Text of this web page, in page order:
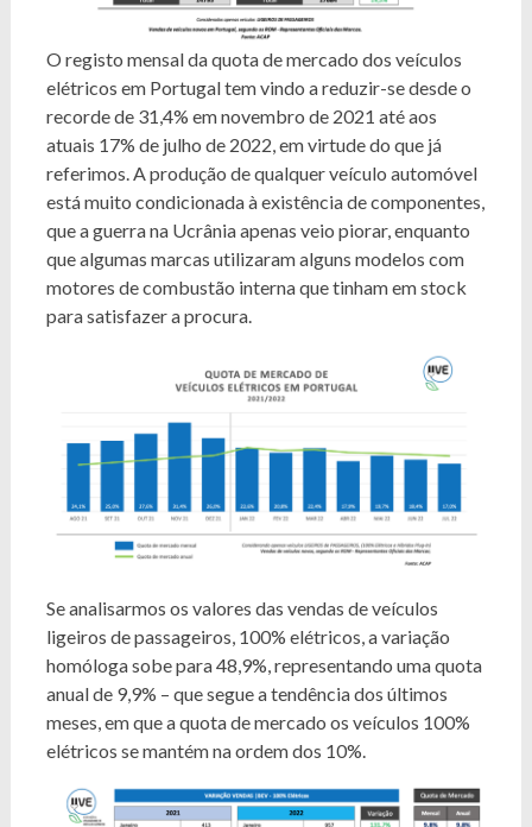
O registo mensal da quota de mercado dos veículos
elétricos em Portugal tem vindo a reduzir-se desde o
recorde de 31,4% em novembro de 2021 até aos
atuais 17% de julho de 2022, em virtude do que já
referimos. A produção de qualquer veículo automóvel
está muito condicionada à existência de componentes,
que a guerra na Ucrânia apenas veio piorar, enquanto
que algumas marcas utilizaram alguns modelos com
motores de combustão interna que tinham em stock
para satisfazer a procura.
Se analisarmos os valores das vendas de veículos
ligeiros de passageiros, 100% elétricos, a variação
homóloga sobe para 48,9%, representando uma quota
anual de 9,9% – que segue a tendência dos últimos
meses, em que a quota de mercado os veículos 100%
elétricos se mantém na ordem dos 10%.